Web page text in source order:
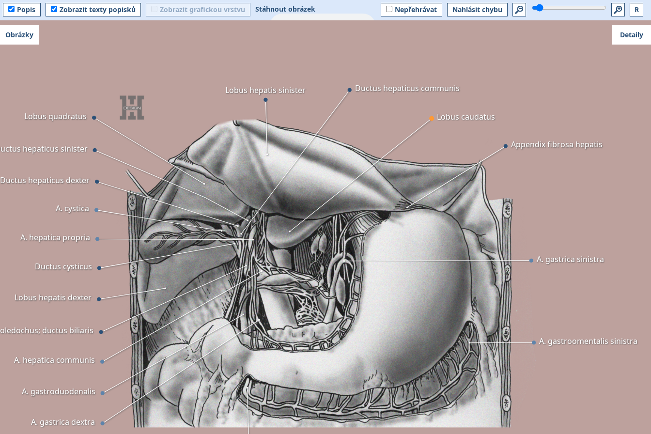
Popis Zobrazit texty popisků Zobrazit grafickou vrstvu Stáhnout obrázek R
Nahlásit chybu
Nepřehrávat
hepaticus sinister Appendix fibrosa hepatis
Lobus hepatis dexter
Lobus hepatis sinister
Lobus quadratus Lobus caudatus
ductus biliaris
Ductus cysticus
Ductus hepaticus dexter
Ductus hepaticus communis
A. hepatica propria
A. hepatica communis
A. gastroomentalis sinistra
A. gastroduodenalis
A. gastrica sinistra
A. gastrica dextra
A. cystica
Obrázky Detaily